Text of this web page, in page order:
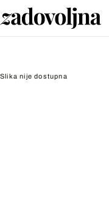
Slika nije dostupna